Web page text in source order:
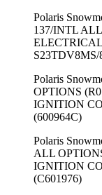
Polaris
137/INTL
S23TDV8MS/
Polaris
OPTIONS
IGNITION
(600964C)
Polaris
ALL
IGNITION
(C601976)